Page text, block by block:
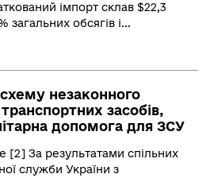
імпорт склав $22,3
обсягів і...
незаконного
засобів,
допомога для ЗСУ
[2] За результатами спільних
служби України з